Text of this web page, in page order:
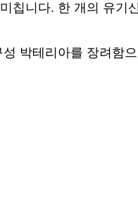
칩니다. 한 개의 유기
박테리아를 장려함